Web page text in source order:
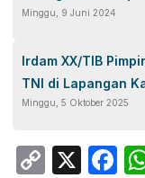
Minggu, 9 Juni 2024
Irdam XX/TIB
TNI di Lapangan
Minggu, 5 Oktober 2025
Copy
X